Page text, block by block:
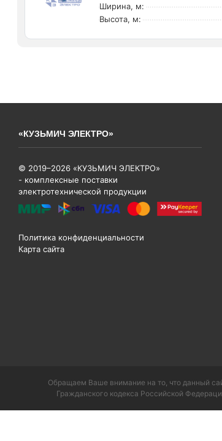
Ширина, м:
Высота, м:
«КУЗЬМИЧ ЭЛЕКТРО»
© 2019–2026 «КУЗЬМИЧ ЭЛЕКТРО»
- комплексные поставки
электротехнической продукции
Политика конфиденциальности
Карта сайта
Обращаем Ваше внимание на то, что данный
Гражданского кодекса Российской